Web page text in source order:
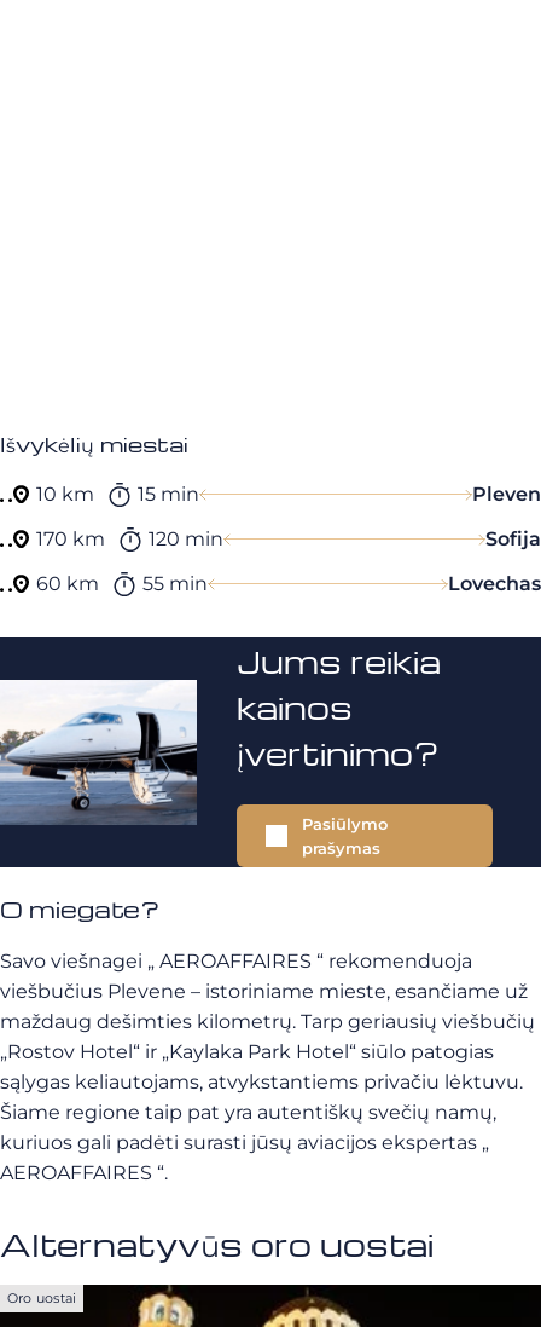
Išvykėlių miestai
10 km 15 min
Pleven
170 km
120 min
Sofija
60 km
55 min Lovechas
Jums reikia
kainos
įvertinimo?
Pasiūlymo
prašymas
O miegate?
Savo viešnagei „ AEROAFFAIRES “ rekomenduoja
viešbučius Plevene – istoriniame mieste, esančiame už
maždaug dešimties kilometrų. Tarp geriausių viešbučių
„Rostov Hotel“ ir „Kaylaka Park Hotel“ siūlo patogias
sąlygas keliautojams, atvykstantiems privačiu lėktuvu.
Šiame regione taip pat yra autentiškų svečių namų,
kuriuos gali padėti surasti jūsų aviacijos ekspertas „
AEROAFFAIRES “.
Alternatyvūs oro uostai
Oro uostai